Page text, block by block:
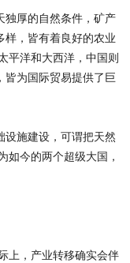
独厚的自然条件，矿产
样，皆有着良好的农业
平洋和大西洋，中国则
皆为国际贸易提供了巨
设施建设，可谓把天然
如今的两个超级大国，
上，产业转移确实会伴